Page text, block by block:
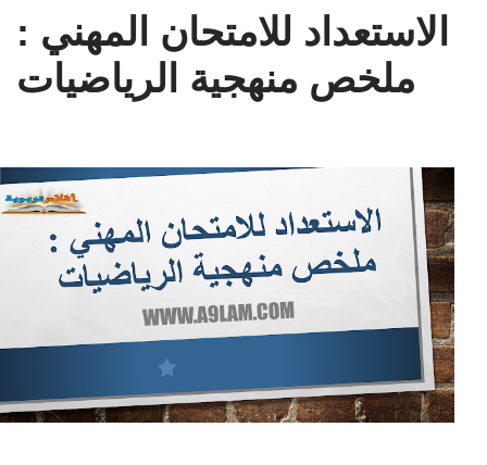
الاستعداد للامتحان المهني :
ملخص منهجية الرياضيات